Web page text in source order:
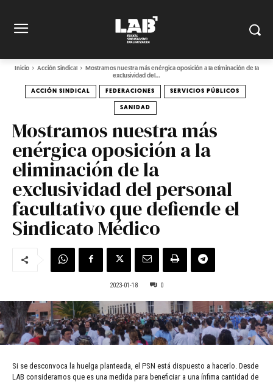
Inicio Acción Sindical
Mostramos nuestra más enérgica oposición a la eliminación de la
exclusividad del...
ACCIÓN SINDICAL FEDERACIONES SERVICIOS PÚBLICOS
SANIDAD
Mostramos nuestra más
enérgica oposición a la
eliminación de la
exclusividad del personal
facultativo que defiende el
Sindicato Médico
2023-01-18 0
Si se desconvoca la huelga planteada, el PSN está dispuesto a hacerlo. Desde
LAB consideramos que es una medida para beneficiar a una ínfima cantidad de